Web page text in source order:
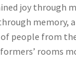
joy through
memory,
people from
rooms